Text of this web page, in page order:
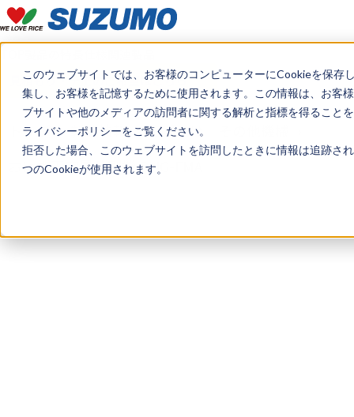
このウェブサイトでは、お客様のコンピューターにCookieを保
集し、お客様を記憶するために使用されます。この情報は、お客
ブサイトや他のメディアの訪問者に関する解析と指標を得ること
ライバシーポリシーをご覧ください。
拒否した場合、このウェブサイトを訪問したときに情報は追跡さ
つのCookieが使用されます。
見積もり・デモのご希望はこちら
トップ 製品情報
工場向け その他機械
おはぎ玉定量分割機 OHG-FMA